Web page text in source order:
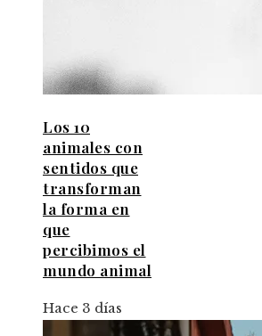
Los 10
animales con
sentidos que
transforman
la forma en
que
percibimos el
mundo animal
Hace 3 días